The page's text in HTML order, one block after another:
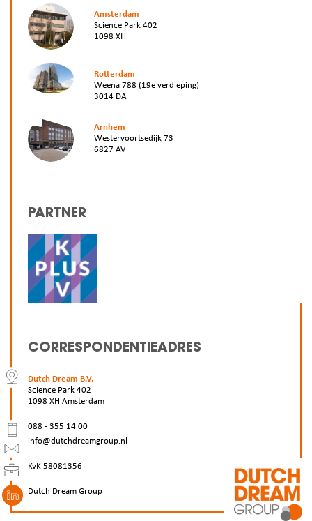
Amsterdam
Science Park 402
1098 XH
Rotterdam
Weena 788 (19e verdieping)
3014 DA
Arnhem
Westervoortsedijk 73
6827 AV
PARTNER
CORRESPONDENTIEADRES
Dutch Dream B.V.
Science Park 402
1098 XH Amsterdam
088 - 355 14 00
info@dutchdreamgroup.nl
KvK 58081356
Dutch Dream Group